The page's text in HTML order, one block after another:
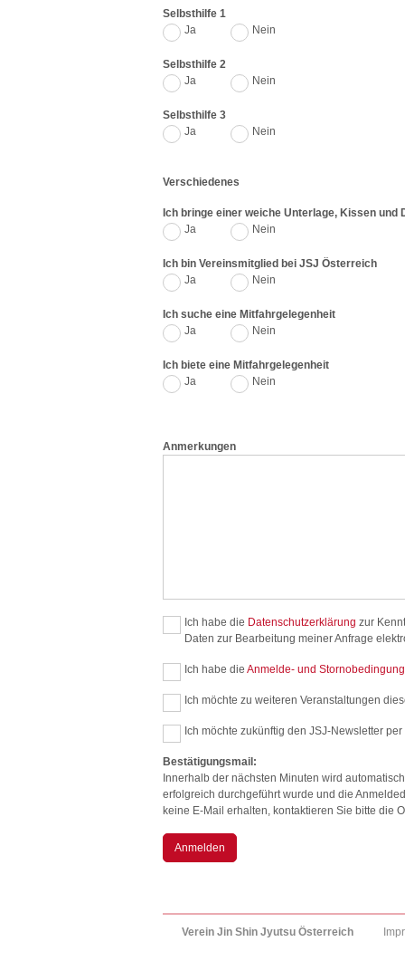
Selbsthilfe 1
Ja
Nein
Selbsthilfe 2
Ja
Nein
Selbsthilfe 3
Ja
Nein
Verschiedenes
Ich bringe einer weiche Unterlage, Kissen und
Ja
Nein
Ich bin Vereinsmitglied bei JSJ Österreich
Ja
Nein
Ich suche eine Mitfahrgelegenheit
Ja
Nein
Ich biete eine Mitfahrgelegenheit
Ja
Nein
Anmerkungen
Ich habe die Datenschutzerklärung zur
Daten zur Bearbeitung meiner Anfrage
Ich habe die Anmelde- und
Ich möchte zu weiteren Veranstaltungen
Ich möchte zukünftig den JSJ-Newsletter
Bestätigungsmail:
Innerhalb der nächsten Minuten wird
erfolgreich durchgeführt wurde und die
keine E-Mail erhalten, kontaktieren Sie bitte die
Anmelden
Verein Jin Shin Jyutsu Österreich